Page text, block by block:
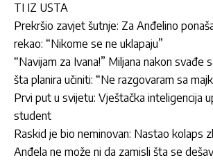
TI IZ USTA
Prekršio zavjet šutnje: Za Anđelino
rekao: “Nikome se ne uklapaju”
“Navijam za Ivana!” Miljana nakon svađe
šta planira učiniti: “Ne razgovaram sa
Prvi put u svijetu: Vještačka inteligencija
student
Raskid je bio neminovan: Nastao kolaps
Anđela ne može ni da zamisli šta se